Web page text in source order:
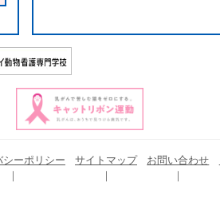
シーポリシー サイトマップ お問い合わせ